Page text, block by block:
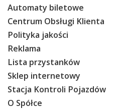
Automaty biletowe
Centrum Obsługi Klienta
Polityka jakości
Reklama
Lista przystanków
Sklep internetowy
Stacja Kontroli Pojazdów
O Spółce